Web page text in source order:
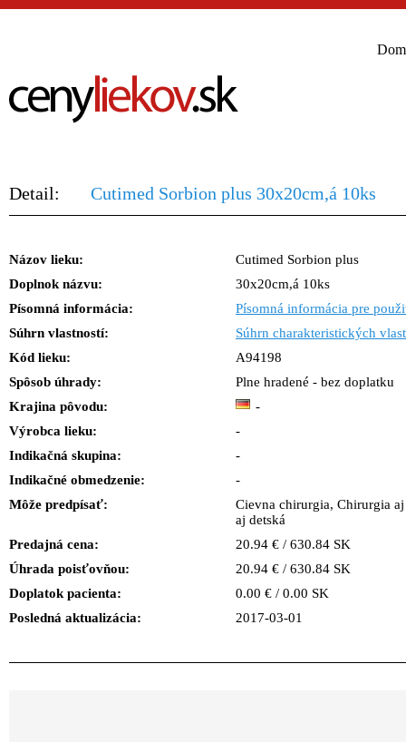
Detail: Cutimed Sorbion plus 30x20cm,á 10ks
Názov lieku:
Cutimed Sorbion plus
Doplnok názvu:
30x20cm,á 10ks
Písomná informácia:
Písomná informácia pre
Súhrn vlastností:
Súhrn charakteristických
Kód lieku:
A94198
Spôsob úhrady:
Plne hradené - bez doplatku
Krajina pôvodu:
-
Výrobca lieku:
-
Indikačná skupina:
-
Indikačné obmedzenie:
-
Môže predpísať:
Cievna chirurgia, Chirurgia
aj detská
Predajná cena:
20.94 € / 630.84 SK
Úhrada poisťovňou:
20.94 € / 630.84 SK
Doplatok pacienta:
0.00 € / 0.00 SK
Posledná aktualizácia:
2017-03-01